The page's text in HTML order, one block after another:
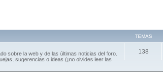
TEMAS
sobre la web y de las últimas noticias del foro.
sugerencias o ideas (¡no olvides leer las
138